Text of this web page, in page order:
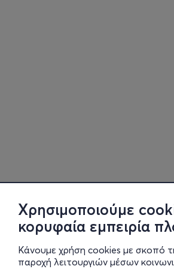
Χρησιμοποιούμε
κορυφαία εμπειρία
Κάνουμε χρήση cookies με σκοπό
παροχή λειτουργιών μέσων